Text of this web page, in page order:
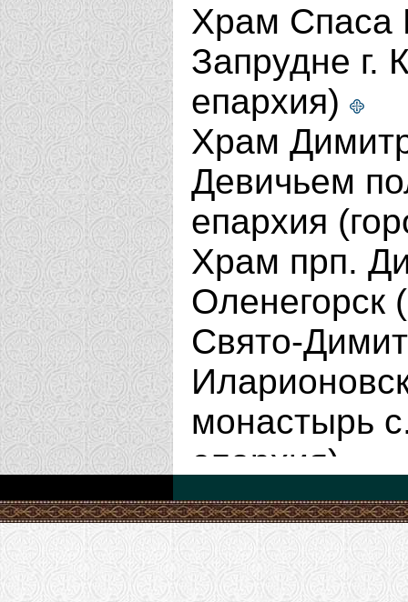
Храм Спаса
Запрудне г.
епархия)
Храм
Девичьем
епархия
Храм прп.
Оленегорск
Свято-
монастырь
епархия)
Храм
Наволоке г.
епархия)